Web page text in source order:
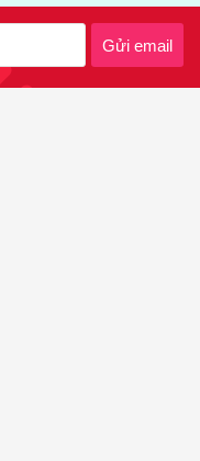
Gửi email